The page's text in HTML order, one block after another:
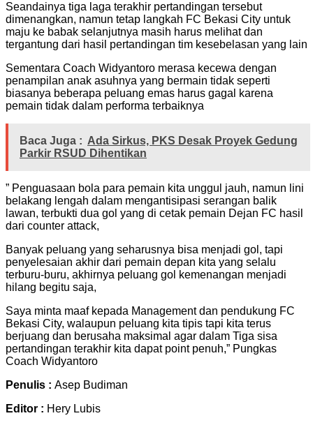
Seandainya tiga laga terakhir pertandingan tersebut
dimenangkan, namun tetap langkah FC Bekasi City untuk
maju ke babak selanjutnya masih harus melihat dan
tergantung dari hasil pertandingan tim kesebelasan yang lain
Sementara Coach Widyantoro merasa kecewa dengan
penampilan anak asuhnya yang bermain tidak seperti
biasanya beberapa peluang emas harus gagal karena
pemain tidak dalam performa terbaiknya
Baca Juga : Ada Sirkus, PKS Desak Proyek Gedung
Parkir RSUD Dihentikan
” Penguasaan bola para pemain kita unggul jauh, namun lini
belakang lengah dalam mengantisipasi serangan balik
lawan, terbukti dua gol yang di cetak pemain Dejan FC hasil
dari counter attack,
Banyak peluang yang seharusnya bisa menjadi gol, tapi
penyelesaian akhir dari pemain depan kita yang selalu
terburu-buru, akhirnya peluang gol kemenangan menjadi
hilang begitu saja,
Saya minta maaf kepada Management dan pendukung FC
Bekasi City, walaupun peluang kita tipis tapi kita terus
berjuang dan berusaha maksimal agar dalam Tiga sisa
pertandingan terakhir kita dapat point penuh,” Pungkas
Coach Widyantoro
Penulis : Asep Budiman
Editor : Hery Lubis